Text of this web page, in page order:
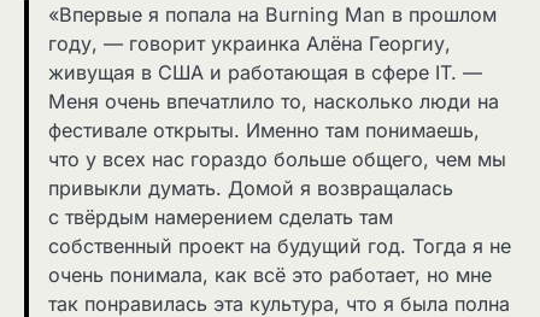
«Впервые я попала на Burning Man в прошлом
году, — говорит украинка Алёна Георгиу,
живущая в США и работающая в сфере IT. —
Меня очень впечатлило то, насколько люди на
фестивале открыты. Именно там понимаешь,
что у всех нас гораздо больше общего, чем мы
привыкли думать. Домой я возвращалась
с твёрдым намерением сделать там
собственный проект на будущий год. Тогда я не
очень понимала, как всё это работает, но мне
так понравилась эта культура, что я была полна